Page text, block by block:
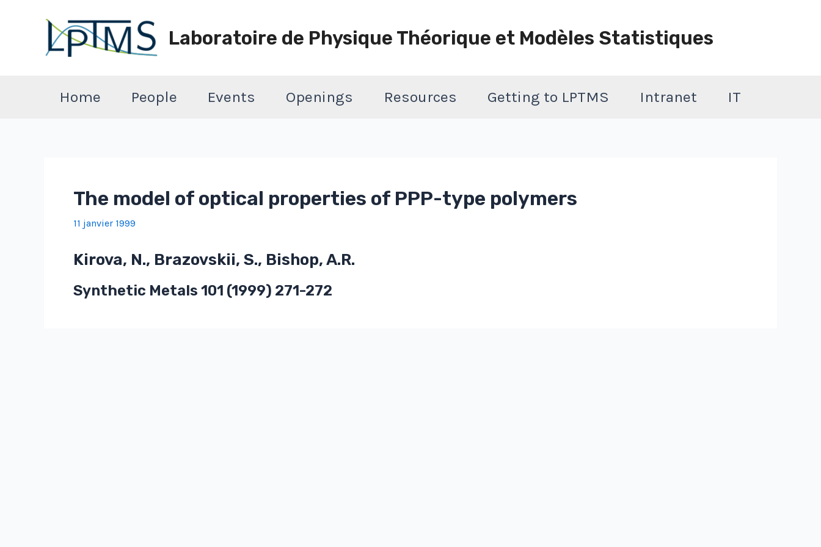
Laboratoire de Physique Théorique et Modèles Statistiques
Home People Events Openings Resources Getting to LPTMS Intranet IT
The model of optical properties of PPP-type polymers
11 janvier 1999
Kirova, N., Brazovskii, S., Bishop, A.R.
Synthetic Metals 101 (1999) 271-272